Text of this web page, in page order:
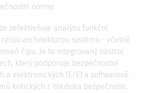
normy.
zefektivňuje analýzu funkční
architekturou systému - včetně
čipu. Je to integrovaný nástroj
který podporuje bezpečnostní
a elektronických (E/E) a softwarově
kritických z hlediska bezpečnosti.